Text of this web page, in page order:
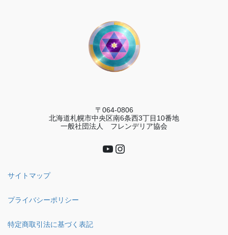
〒064-0806
北海道札幌市中央区南6条西3丁目10番地
一般社団法人 フレンデリア協会
YouTube
Instagram
サイトマップ
プライバシーポリシー
特定商取引法に基づく表記